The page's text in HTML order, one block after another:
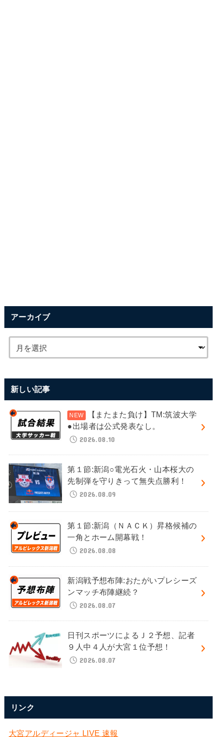
アーカイブ
新しい記事
【またまた負け】TM:筑波大学
●出場者は公式発表なし。
2026.08.10
第１節:新潟○電光石火・山本桜大の
先制弾を守りきって無失点勝利！
2026.08.09
第１節:新潟（ＮＡＣＫ）昇格候補の
一角とホーム開幕戦！
2026.08.08
新潟戦予想布陣:おたがいプレシーズ
ンマッチ布陣継続？
2026.08.07
日刊スポーツによるＪ２予想、記者
９人中４人が大宮１位予想！
2026.08.07
リンク
大宮アルディージャ LIVE 速報